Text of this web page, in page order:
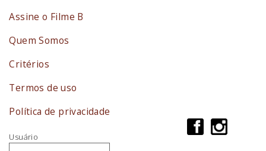
Assine o Filme B
Quem Somos
Critérios
Termos de uso
Política de privacidade
Usuário